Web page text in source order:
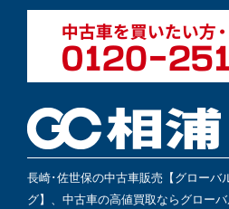
長崎･佐世保の中古車販売【グローバ
グ】、中古車の高値買取ならグロー